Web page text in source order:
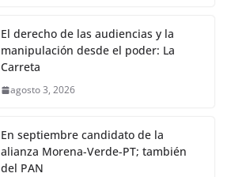
El derecho de las audiencias y la
manipulación desde el poder: La
Carreta
agosto 3, 2026
En septiembre candidato de la
alianza Morena-Verde-PT; también
del PAN